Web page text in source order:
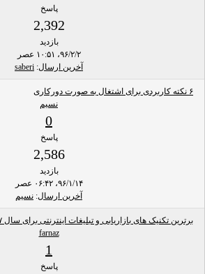
پاسخ
2,392
بازدید
۹۶/۲/۲، ۱۰:۵۱ عصر
آخرین ارسال:
saberi
۶ نکته کاربردی برای اشتغال به صورت دورکاری
نسیم
0
پاسخ
2,586
بازدید
۹۶/۱/۱۴، ۰۶:۴۲ عصر
آخرین ارسال: نسیم
برترین تکنیک های بازاریابی و تبلیغات اینترنتی برای سال ۲۰۱۷
farnaz
1
پاسخ